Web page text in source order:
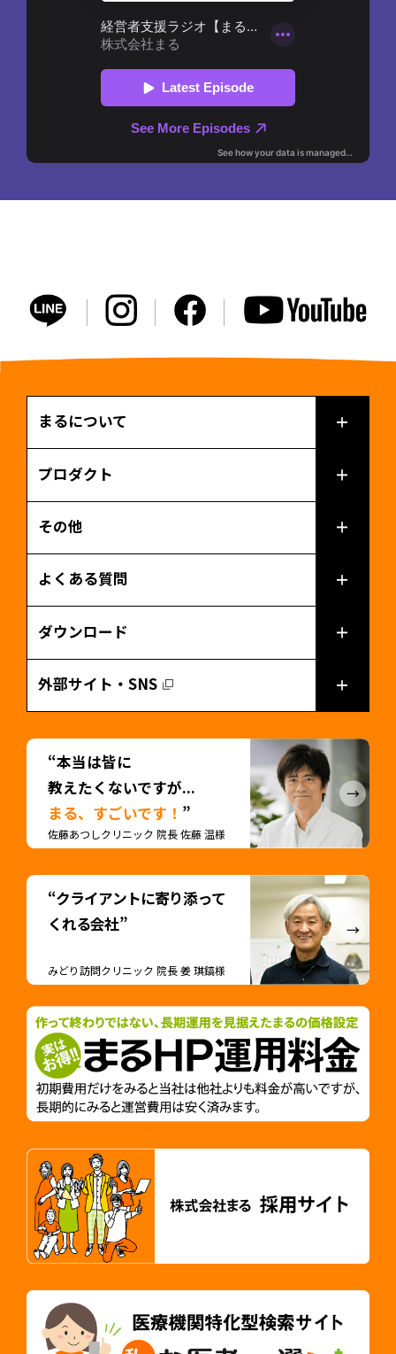
まるについて
プロダクト
その他
よくある質問
ダウンロード
外部サイト・SNS
“本当は皆に
教えたくないですが...
まる、すごいです！ ”
佐藤あつしクリニック 院長 佐藤 温様
“クライアントに寄り添って
くれる会社”
みどり訪問クリニック 院長 姜 琪鎬様